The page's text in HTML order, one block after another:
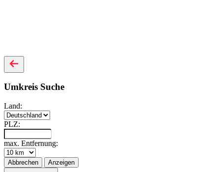
Umkreis Suche
Land:
PLZ:
max. Entfernung:
Abbrechen Anzeigen